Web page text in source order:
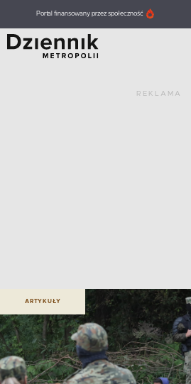
Portal finansowany przez społeczność
REKLAMA
ARTYKUŁY